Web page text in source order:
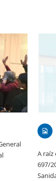
A raíz
697/